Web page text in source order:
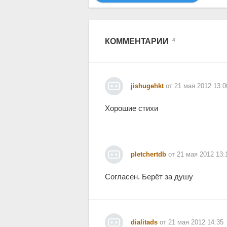
КОММЕНТАРИИ 4
jishugehkt от 21 мая 2012
Хорошие стихи
pletchertdb от 21 мая 2012
Согласен. Берёт за душу
dialitads от 21 мая 2012 14:35